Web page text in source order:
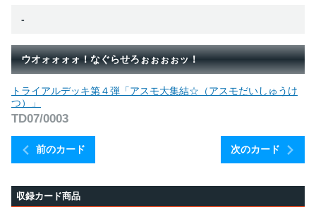
-
ウオォォォォ！なぐらせろぉぉぉぉッ！
前のカード
トライアルデッキ第４弾「アスモ大集結☆（アスモだいしゅうけ
つ）」
TD07/0003
次のカード
収録カード商品